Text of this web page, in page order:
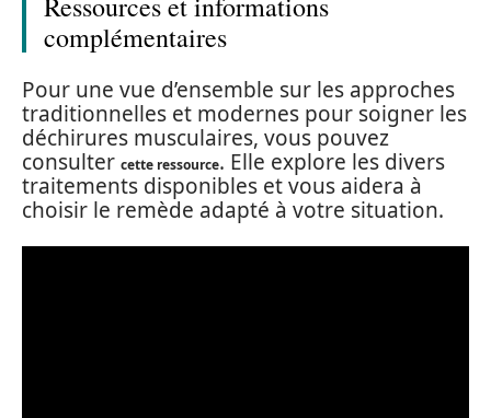
complémentaires
Pour une vue d’ensemble sur les approches
traditionnelles et modernes pour soigner les
déchirures musculaires, vous pouvez
consulter cette ressource. Elle explore les divers
traitements disponibles et vous aidera à
choisir le remède adapté à votre situation.